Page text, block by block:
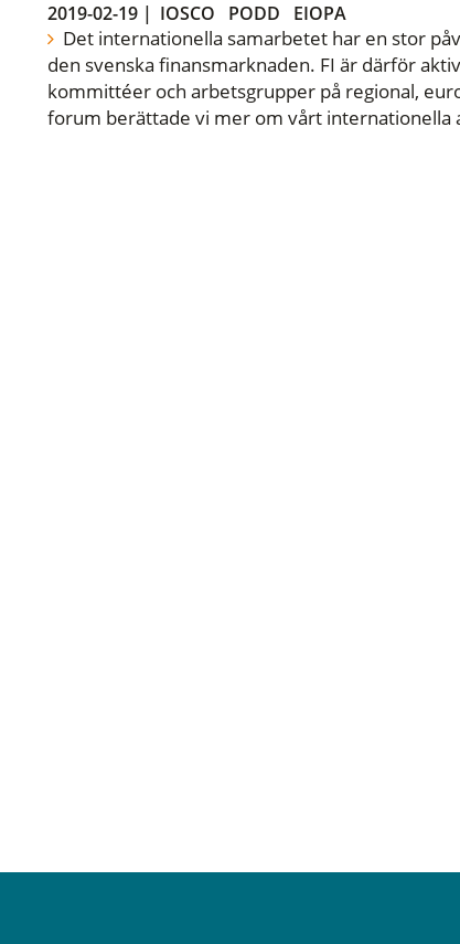
2019-02-19| IOSCO PODD EIOPA
Det internationella samarbetet har en stor
den svenska finansmarknaden. FI är därför
kommittéer och arbetsgrupper på regional,
forum berättade vi mer om vårt internationella